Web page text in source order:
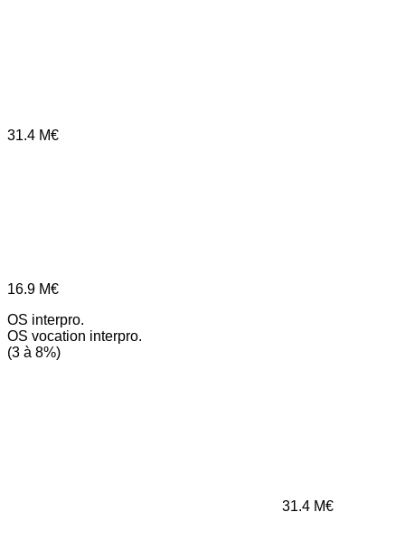
31.4 M€
16.9 M€
OS interpro.
OS vocation interpro.
(3 à 8%)
31.4 M€